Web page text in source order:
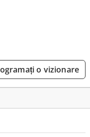
o vizionare